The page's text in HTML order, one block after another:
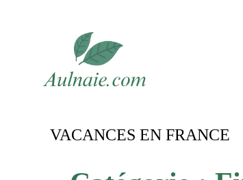
VACANCES EN FRANCE